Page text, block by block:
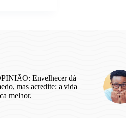
Envelhecer dá
mas acredite: a vida
melhor.